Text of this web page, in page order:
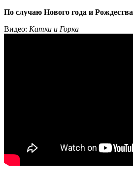
По случаю Нового года и Рождества
Видео: Катки и Горка